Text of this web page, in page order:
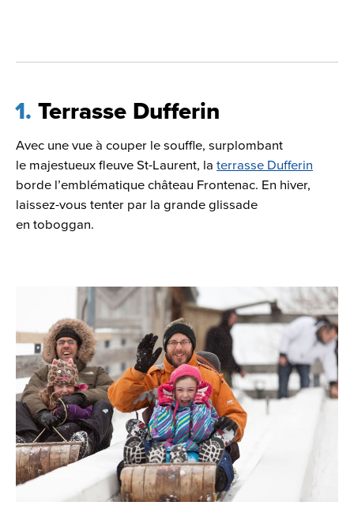
1 Terrasse Dufferin
Avec une vue à couper le souffle, surplombant
le majestueux fleuve St-Laurent, la terrasse Dufferin
borde l’emblématique château Frontenac. En hiver,
laissez-vous tenter par la grande glissade
en toboggan.